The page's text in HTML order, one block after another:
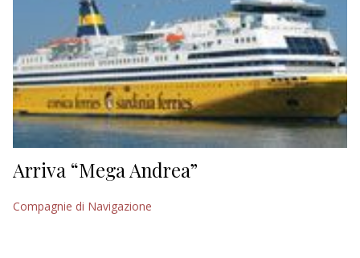
Arriva “Mega Andrea”
Compagnie di Navigazione